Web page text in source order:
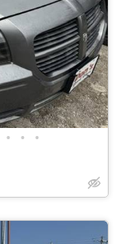
• • •